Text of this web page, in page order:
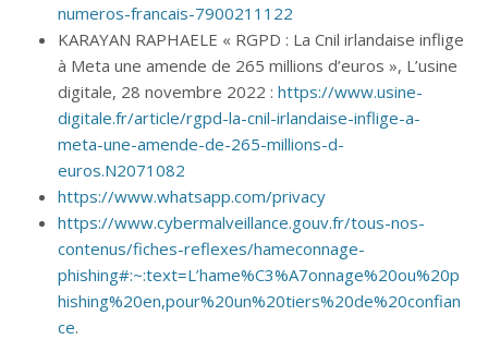
numeros-francais-7900211122
KARAYAN RAPHAELE « RGPD : La Cnil irlandaise inflige
à Meta une amende de 265 millions d’euros », L’usine
digitale, 28 novembre 2022 : https://www.usine-
digitale.fr/article/rgpd-la-cnil-irlandaise-inflige-a-
meta-une-amende-de-265-millions-d-
euros.N2071082
https://www.whatsapp.com/privacy
https://www.cybermalveillance.gouv.fr/tous-nos-
contenus/fiches-reflexes/hameconnage-
phishing#:~:text=L’hame%C3%A7onnage%20ou%20p
hishing%20en,pour%20un%20tiers%20de%20confian
ce.